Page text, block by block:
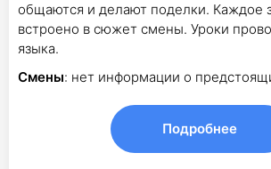
общаются и делают поделки. Каждое
встроено в сюжет смены. Уроки
языка.
Смены: нет информации о
Подробнее